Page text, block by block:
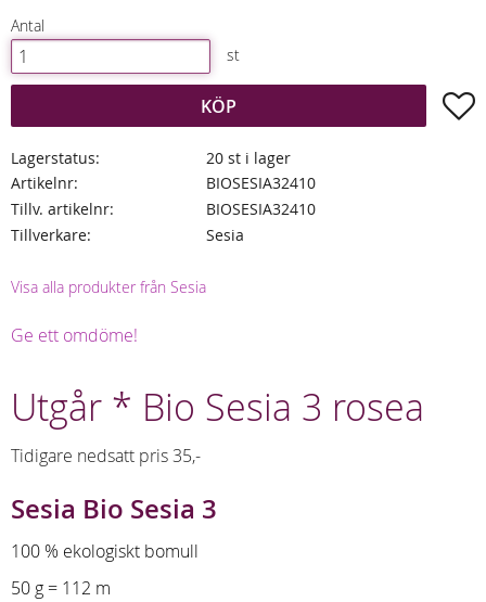
Antal
st
KÖP
Lagerstatus
20 st i lager
Artikelnr
BIOSESIA32410
Tillv. artikelnr
BIOSESIA32410
Tillverkare
Sesia
Visa alla produkter från Sesia
Ge ett omdöme!
Utgår * Bio Sesia 3 rosea
Tidigare nedsatt pris 35,-
Sesia Bio Sesia 3
100 % ekologiskt bomull
50 g = 112 m